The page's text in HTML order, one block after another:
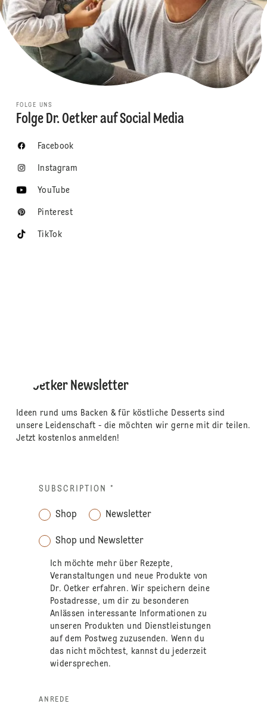
FOLGE UNS
Folge Dr. Oetker auf Social Media
Facebook
Instagram
YouTube
Pinterest
TikTok
Dr. Oetker Newsletter
Ideen rund ums Backen & für köstliche Desserts sind
unsere Leidenschaft - die möchten wir gerne mit dir teilen.
Jetzt kostenlos anmelden!
SUBSCRIPTION *
Shop Newsletter
Shop und Newsletter
Ich möchte mehr über Rezepte,
Veranstaltungen und neue Produkte von
Dr. Oetker erfahren. Wir speichern deine
Postadresse, um dir zu besonderen
Anlässen interessante Informationen zu
unseren Produkten und Dienstleistungen
auf dem Postweg zuzusenden. Wenn du
das nicht möchtest, kannst du jederzeit
widersprechen.
ANREDE